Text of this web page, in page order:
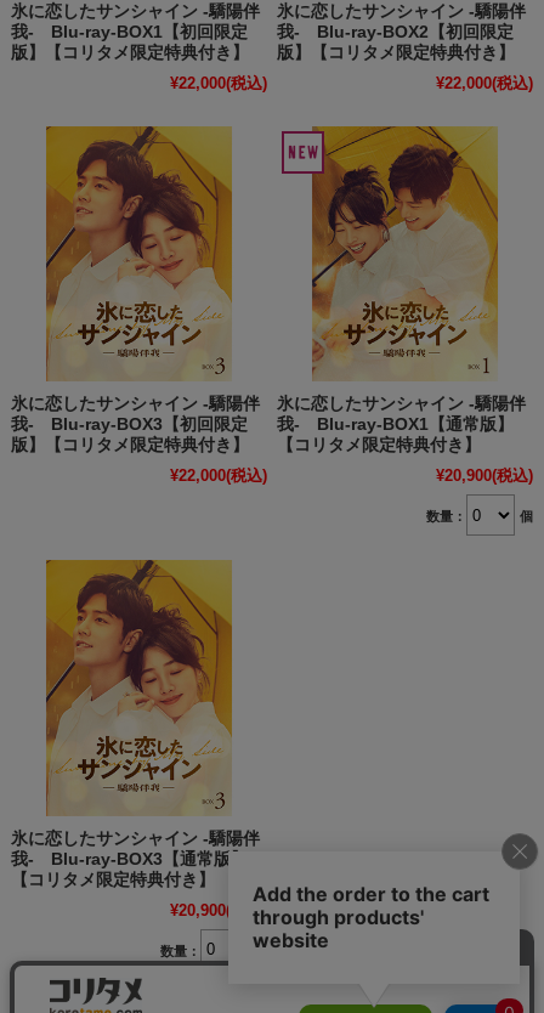
氷に恋したサンシャイン -驕陽伴
我- Blu-ray-BOX1【初回限定
版】【コリタメ限定特典付き】
¥22,000(税込)
氷に恋したサンシャイン -驕陽伴
我- Blu-ray-BOX2【初回限定
版】【コリタメ限定特典付き】
¥22,000(税込)
氷に恋したサンシャイン -驕陽伴
我- Blu-ray-BOX3【初回限定
版】【コリタメ限定特典付き】
¥22,000(税込)
氷に恋したサンシャイン -驕陽伴
我- Blu-ray-BOX1【通常版】
【コリタメ限定特典付き】
¥20,900(税込)
数量： 個
氷に恋したサンシャイン -驕陽伴
我- Blu-ray-BOX3【通常版】
【コリタメ限定特典付き】
¥20,900(税込)
数量： 個